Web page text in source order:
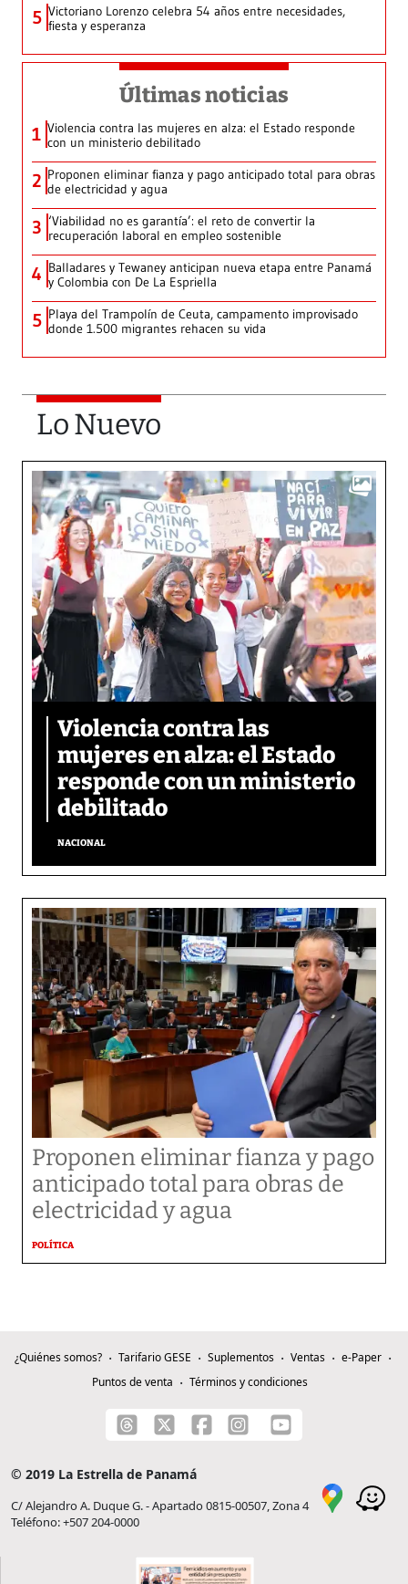
5 Victoriano Lorenzo celebra 54 años entre necesidades,
fiesta y esperanza
Últimas noticias
1 Violencia contra las mujeres en alza: el Estado responde
con un ministerio debilitado
2 Proponen eliminar fianza y pago anticipado total para obras
de electricidad y agua
3 ‘Viabilidad no es garantía’: el reto de convertir la
recuperación laboral en empleo sostenible
4 Balladares y Tewaney anticipan nueva etapa entre Panamá
y Colombia con De La Espriella
5 Playa del Trampolín de Ceuta, campamento improvisado
donde 1.500 migrantes rehacen su vida
Lo Nuevo
Violencia contra las
mujeres en alza: el Estado
responde con un ministerio
debilitado
NACIONAL
Proponen eliminar fianza y pago
anticipado total para obras de
electricidad y agua
POLÍTICA
¿Quiénes somos? Tarifario GESE Suplementos Ventas
e-Paper
Puntos de venta
Términos y condiciones
© 2019 La Estrella de Panamá
C/ Alejandro A. Duque G. - Apartado 0815-00507, Zona 4
Teléfono: +507 204-0000